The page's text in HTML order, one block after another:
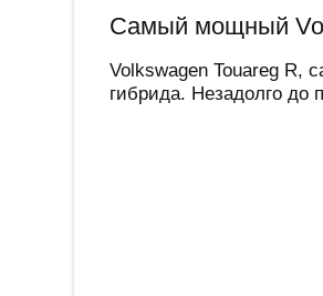
Самый мощный
Volkswagen Touareg R,
гибрида. Незадолго до